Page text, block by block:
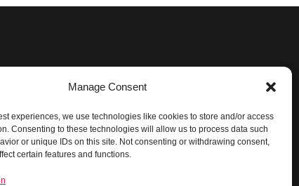
Manage Consent
experiences, we use technologies like cookies to store and/or access
Consenting to these technologies will allow us to process data such
or unique IDs on this site. Not consenting or withdrawing consent,
certain features and functions.
Impressum
Datenschutz
AGB für Auftraggeber